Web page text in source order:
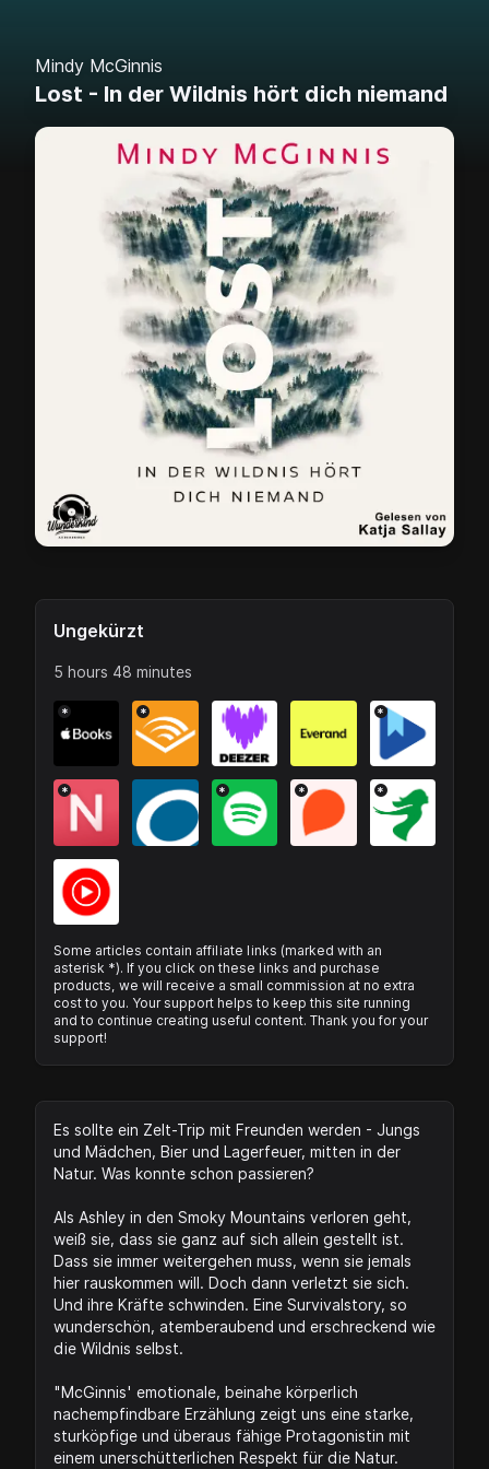
Mindy McGinnis
Lost - In der Wildnis hört dich niemand
Ungekürzt
5 hours 48 minutes
* * *
* * * *
Some articles contain affiliate links (marked with an
asterisk *). If you click on these links and purchase
products, we will receive a small commission at no extra
cost to you. Your support helps to keep this site running
and to continue creating useful content. Thank you for your
support!
Es sollte ein Zelt-Trip mit Freunden werden - Jungs
und Mädchen, Bier und Lagerfeuer, mitten in der
Natur. Was konnte schon passieren?
Als Ashley in den Smoky Mountains verloren geht,
weiß sie, dass sie ganz auf sich allein gestellt ist.
Dass sie immer weitergehen muss, wenn sie jemals
hier rauskommen will. Doch dann verletzt sie sich.
Und ihre Kräfte schwinden. Eine Survivalstory, so
wunderschön, atemberaubend und erschreckend wie
die Wildnis selbst.
"McGinnis' emotionale, beinahe körperlich
nachempfindbare Erzählung zeigt uns eine starke,
sturköpfige und überaus fähige Protagonistin mit
einem unerschütterlichen Respekt für die Natur.